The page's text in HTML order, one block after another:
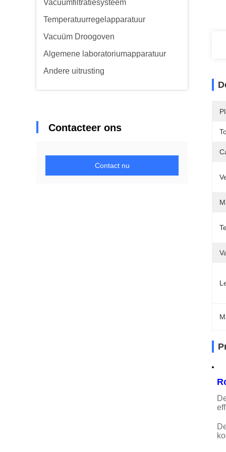
Vacuümfiltratiesysteem
Temperatuurregelapparatuur
Vacuüm Droogoven
Algemene laboratoriumapparatuur
Andere uitrusting
Contacteer ons
Contact nu